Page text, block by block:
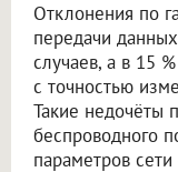
Отклонения по
передачи
случаев, а в 15
с точностью
Такие недочёты
беспроводного
параметров